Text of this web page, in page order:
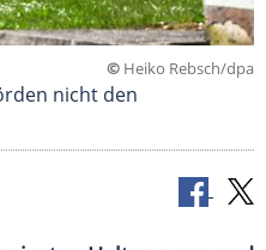
© Heiko Rebsch/dpa
nicht den